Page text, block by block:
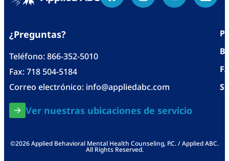
¿Preguntas?
Teléfono:866-352-5010
Fax: 718 504-5184
Correo electrónico: info@appliedabc.com
Ver nuestras ubicaciones de servicio
©2026 Applied Behavioral Mental Health Counseling, P.C. / Applied ABC.
All Rights Reserved.